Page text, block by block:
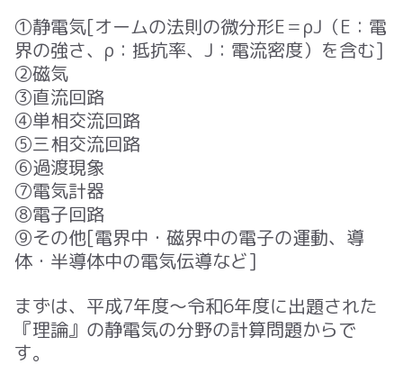
①静電気[オームの法則の微分形E＝ρJ（E：電
界の強さ、ρ：抵抗率、J：電流密度）を含む]
②磁気
③直流回路
④単相交流回路
⑤三相交流回路
⑥過渡現象
⑦電気計器
➇電子回路
⑨その他[電界中・磁界中の電子の運動、導
体・半導体中の電気伝導など]
まずは、平成7年度～令和6年度に出題された
『理論』の静電気の分野の計算問題からで
す。